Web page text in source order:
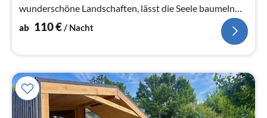
wunderschöne Landschaften, lässt die Seele baumeln
und erledigst zwischendu...
ab 110€/ Nacht